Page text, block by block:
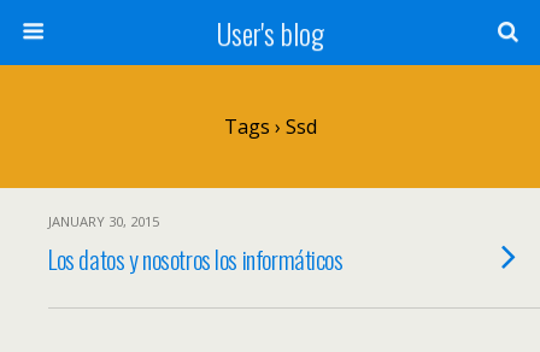
User's blog
Tags › Ssd
JANUARY 30, 2015
Los datos y nosotros los informáticos